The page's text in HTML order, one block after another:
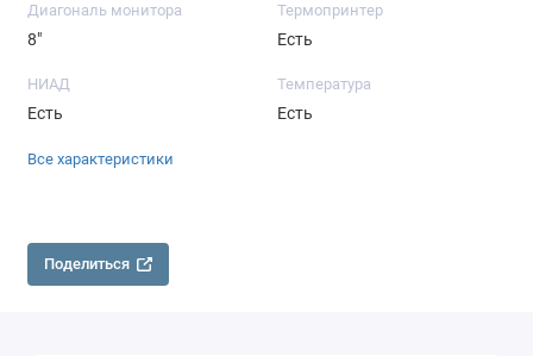
Диагональ монитора
8"
Термопринтер
Есть
НИАД
Есть
Температура
Есть
Все характеристики
Поделиться